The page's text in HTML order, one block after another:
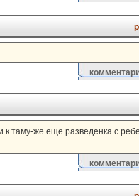
к таму-же еще разведенка с